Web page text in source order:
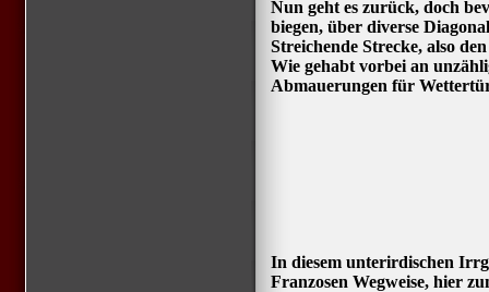
Nun geht es zurück, doch
biegen, über diverse
Streichende Strecke, also
Wie gehabt vorbei an
Abmauerungen für
In diesem unterirdischen
Franzosen Wegweise, hier